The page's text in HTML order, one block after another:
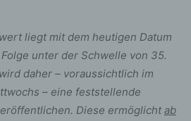
liegt mit dem heutigen Datum
unter der Schwelle von 35.
daher – voraussichtlich im
– eine feststellende
Diese ermöglicht ab